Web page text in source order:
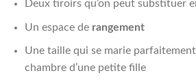
Deux tiroirs qu’on peut substituer
Un espace de rangement
Une taille qui se marie
chambre d’une petite fille